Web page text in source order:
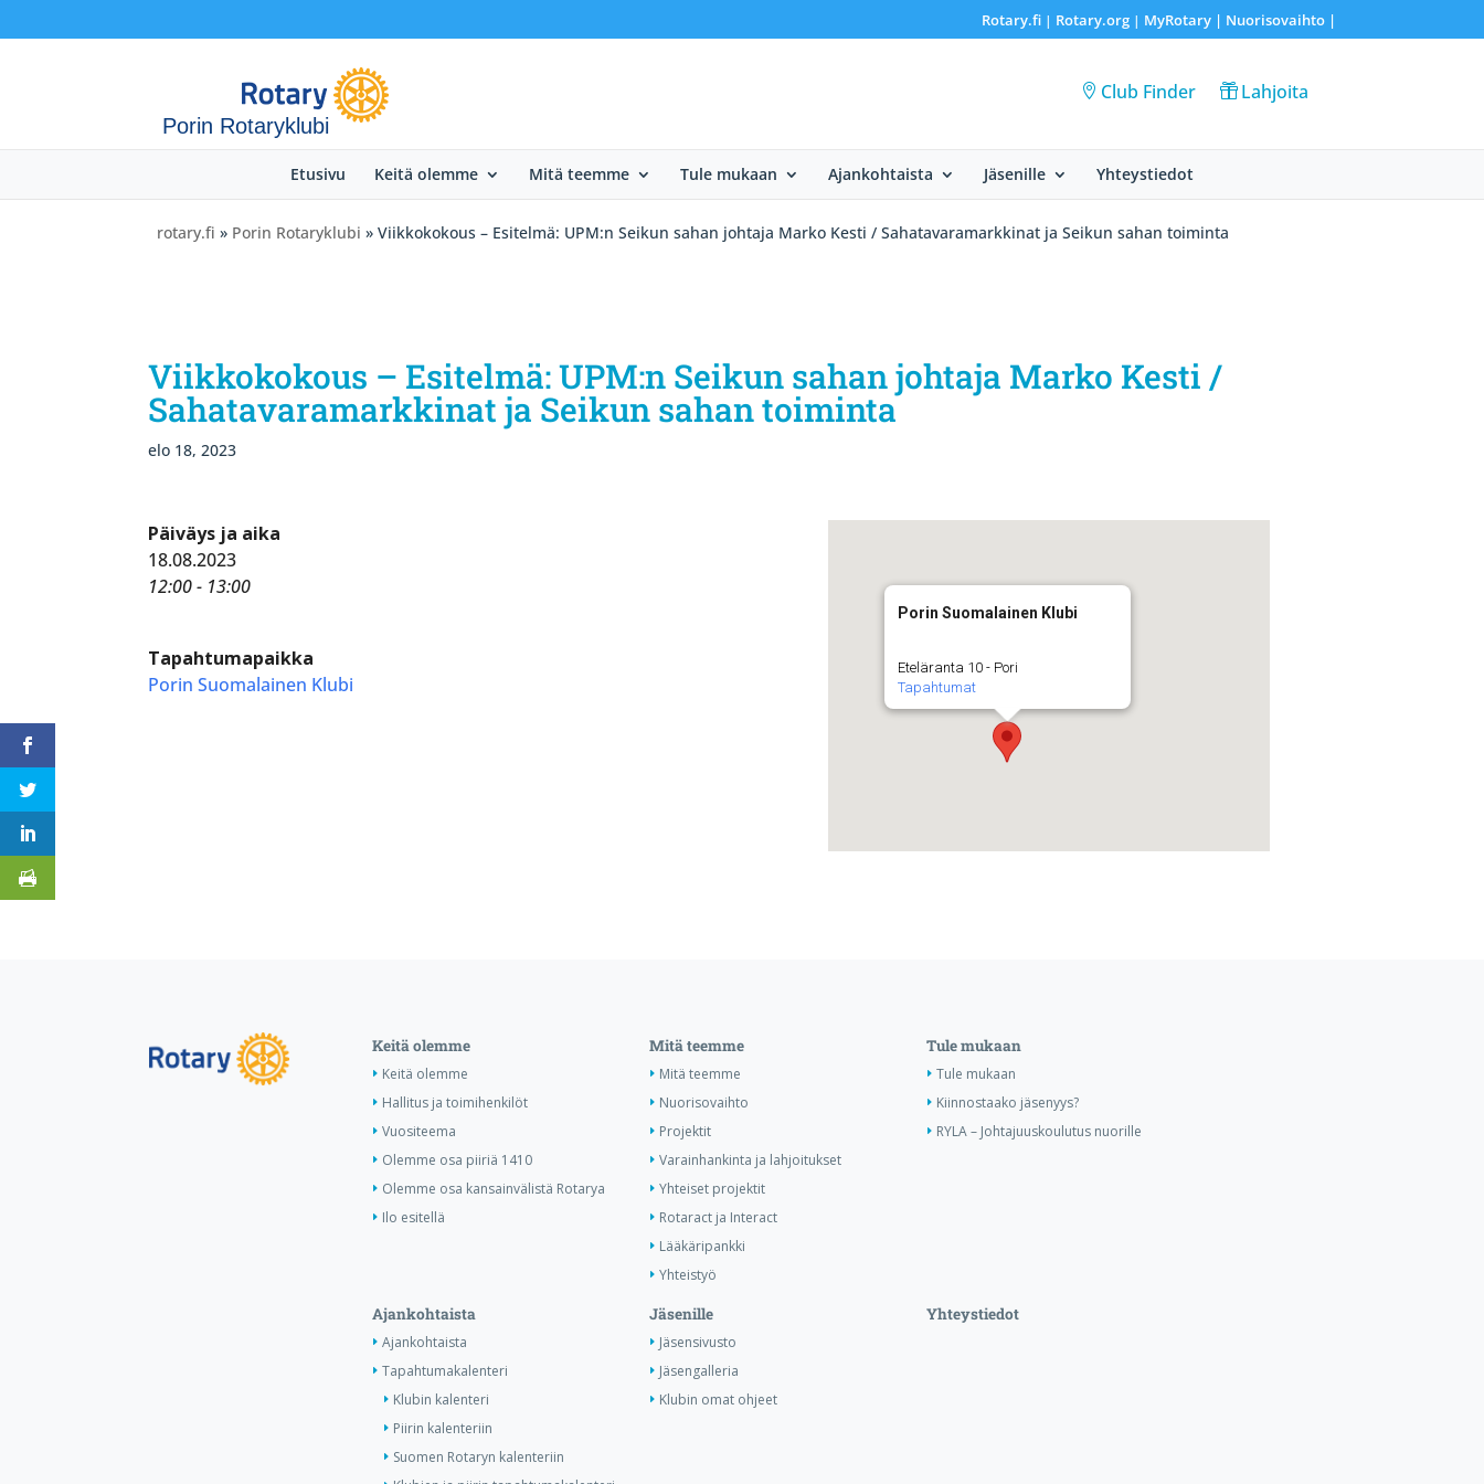
Rotary.fi| Rotary.org| MyRotary | Nuorisovaihto|
Porin Rotaryklubi
Club Finder Lahjoita
Etusivu Keitä olemme Mitä teemme Tule mukaan Ajankohtaista Jäsenille Yhteystiedot
rotary.fi » Porin Rotaryklubi » Viikkokokous – Esitelmä: UPM:n Seikun sahan johtaja Marko Kesti / Sahatavaramarkkinat ja Seikun sahan toiminta
Viikkokokous – Esitelmä: UPM:n Seikun sahan johtaja Marko Kesti /
Sahatavaramarkkinat ja Seikun sahan toiminta
elo 18, 2023
Porin Suomalainen Klubi
Eteläranta 10 - Pori
Tapahtumat
Päiväys ja aika
18.08.2023
12:00 - 13:00
Tapahtumapaikka
Porin Suomalainen Klubi
Keitä olemme
Keitä olemme
Hallitus ja toimihenkilöt
Vuositeema
Olemme osa piiriä 1410
Olemme osa kansainvälistä Rotarya
Ilo esitellä
Mitä teemme
Mitä teemme
Nuorisovaihto
Projektit
Varainhankinta ja lahjoitukset
Yhteiset projektit
Rotaract ja Interact
Lääkäripankki
Yhteistyö
Tule mukaan
Tule mukaan
Kiinnostaako jäsenyys?
RYLA – Johtajuuskoulutus nuorille
Ajankohtaista
Ajankohtaista
Tapahtumakalenteri
Klubin kalenteri
Piirin kalenteriin
Suomen Rotaryn kalenteriin
Jäsenille
Jäsensivusto
Jäsengalleria
Klubin omat ohjeet
Yhteystiedot